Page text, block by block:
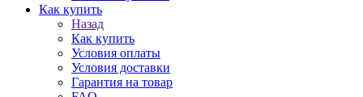
Как купить
Назад
Как купить
Условия оплаты
Условия доставки
Гарантия на товар